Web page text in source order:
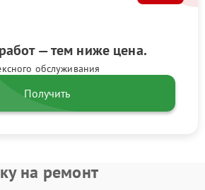
— тем ниже цена.
обслуживания
Получить
на ремонт